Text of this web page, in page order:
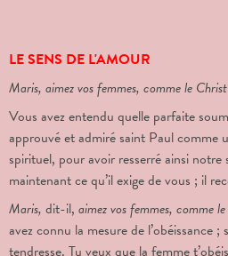
LE SENS DE L'AMOUR
Maris, aimez vos femmes, comme le
Vous avez entendu quelle parfaite
approuvé et admiré saint Paul comme
spirituel, pour avoir resserré ainsi notre
maintenant ce qu’il exige de vous ; il
Maris, dit-il, aimez vos femmes, comme
avez connu la mesure de l’obéissance
tendresse. Tu veux que la femme